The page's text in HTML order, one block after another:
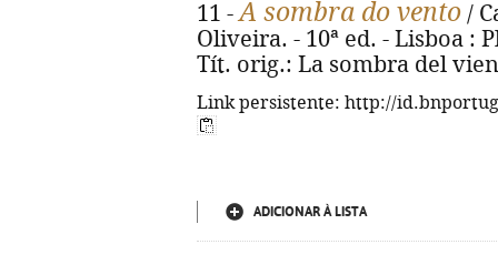
11 -A sombra do vento /
Oliveira. - 10ª ed. - Lisboa :
Tít. orig.: La sombra del
Link persistente: http://
ADICIONAR À LISTA